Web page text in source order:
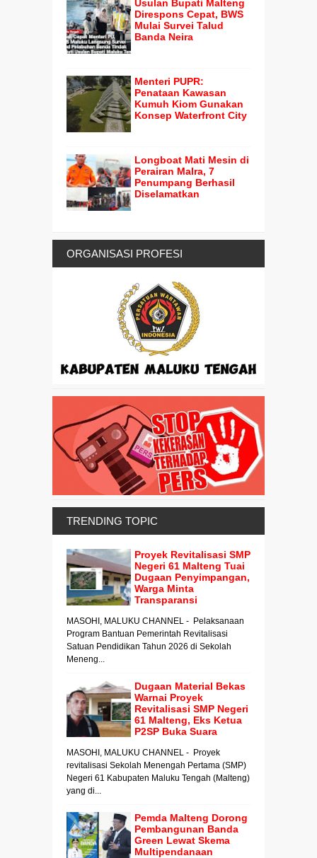
Usulan Bupati Malteng
Direspons Cepat, BWS
Mulai Survei Talud
Banda Neira
Menteri PUPR:
Penataan Kawasan
Kumuh Kiom Gunakan
Konsep Waterfront City
Longboat Mati Mesin di
Perairan Malra, 7
Penumpang Berhasil
Diselamatkan
ORGANISASI PROFESI
TRENDING TOPIC
Proyek Revitalisasi SMP
Negeri 61 Malteng Tuai
Dugaan Penyimpangan,
Warga Minta
Transparansi
MASOHI, MALUKU CHANNEL - Pelaksanaan
Program Bantuan Pemerintah Revitalisasi
Satuan Pendidikan Tahun 2026 di Sekolah
Meneng...
Dugaan Material Bekas
Warnai Proyek
Revitalisasi SMP Negeri
61 Malteng, Eks Ketua
P2SP Buka Suara
MASOHI, MALUKU CHANNEL - Proyek
revitalisasi Sekolah Menengah Pertama (SMP)
Negeri 61 Kabupaten Maluku Tengah (Malteng)
yang di...
Pemda Malteng Dorong
Pembangunan Banda
Green Lewat Skema
Multipendanaan